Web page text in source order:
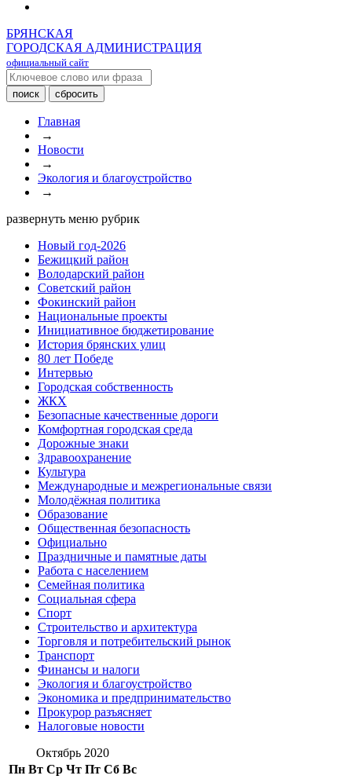
БРЯНСКАЯ
ГОРОДСКАЯ АДМИНИСТРАЦИЯ
официальный сайт
Главная
→
Новости
→
Экология и благоустройство
→
развернуть меню рубрик
Новый год-2026
Бежицкий район
Володарский район
Советский район
Фокинский район
Национальные проекты
Инициативное бюджетирование
История брянских улиц
80 лет Победе
Интервью
Городская собственность
ЖКХ
Безопасные качественные дороги
Комфортная городская среда
Дорожные знаки
Здравоохранение
Культура
Международные и межрегиональные связи
Молодёжная политика
Образование
Общественная безопасность
Официально
Праздничные и памятные даты
Работа с населением
Семейная политика
Социальная сфера
Спорт
Строительство и архитектура
Торговля и потребительский рынок
Транспорт
Финансы и налоги
Экология и благоустройство
Экономика и предпринимательство
Прокурор разъясняет
Налоговые новости
Октябрь 2020
Пн Вт Ср Чт Пт Сб Вс